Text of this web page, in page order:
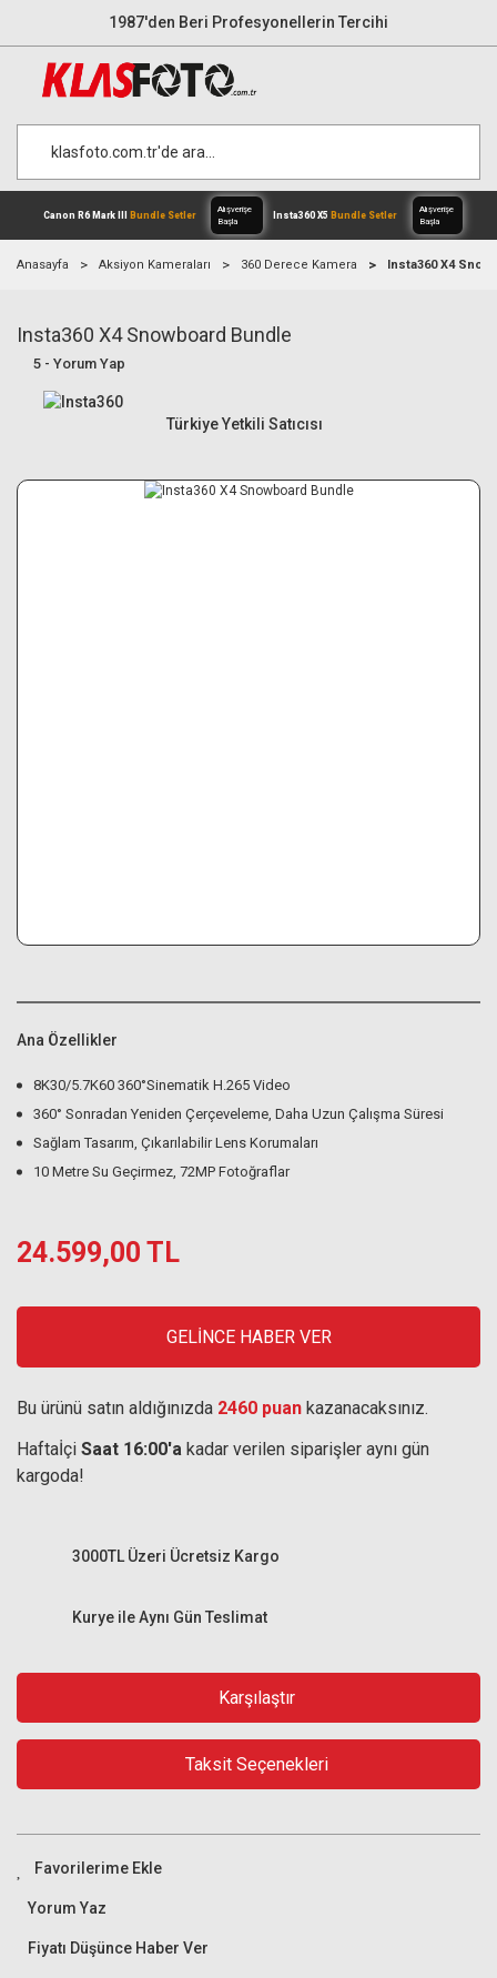
1987'den Beri Profesyonellerin Tercihi
Canon R6 Mark III
Anasayfa Aksiyon Kameraları 360 Derece Kamera Insta360 X4
Insta360 X4 Snowboard Bundle
5 - Yorum Yap
Türkiye Yetkili Satıcısı
Ana Özellikler
8K30/5.7K60 360°Sinematik H.265 Video
360° Sonradan Yeniden Çerçeveleme, Daha Uzun Çalışma Süresi
Sağlam Tasarım, Çıkarılabilir Lens Korumaları
10 Metre Su Geçirmez, 72MP Fotoğraflar
24.599,00 TL
GELİNCE HABER VER
Bu ürünü satın aldığınızda 2460 puan kazanacaksınız.
Haftaİçi Saat 16:00'a kadar verilen siparişler aynı gün
kargoda!
Kurye ile Aynı Gün Teslimat
3000TL Üzeri Ücretsiz Kargo
Karşılaştır
Taksit Seçenekleri
Yorum Yaz
Fiyatı Düşünce Haber Ver